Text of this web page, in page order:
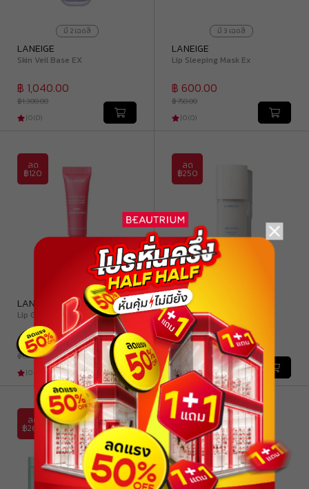
มี 2 เฉดสี
LANEIGE
Skin Veil Base EX
฿ 1,040.00
฿ 1,300.00
|0(0)
มี 3 เฉดสี
LANEIGE
Lip Sleeping Mask Ex
฿ 600.00
฿ 750.00
|0(0)
ลด
฿120
เฉดสี
LANEIGE
Lip Glowy Balm
฿ 480.00
฿ 600.00
|0
ลด
฿250
LANEIGE
Cream Skin Cerapeptide
Refiner
฿ 1,000.00
฿ 1,250.00
|0(0)
ลด
฿260
ลด